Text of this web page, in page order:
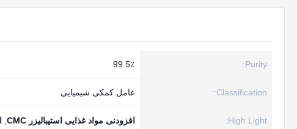
Purity: 99.5٪
Classification:: عامل کمکی شیمیایی
High Light: افزودنی مواد غذایی استیبالیزر CMC